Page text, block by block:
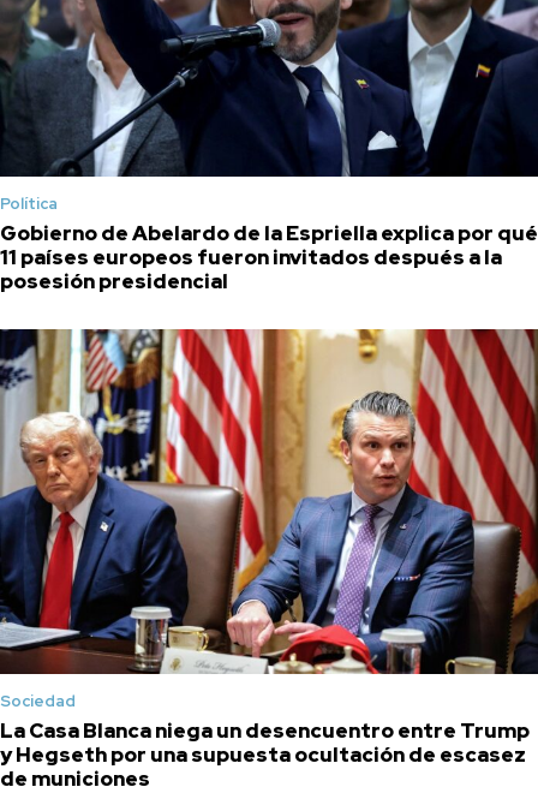
Política
Gobierno de Abelardo de la Espriella explica por qué
11 países europeos fueron invitados después a la
posesión presidencial
Sociedad
La Casa Blanca niega un desencuentro entre Trump
y Hegseth por una supuesta ocultación de escasez
de municiones